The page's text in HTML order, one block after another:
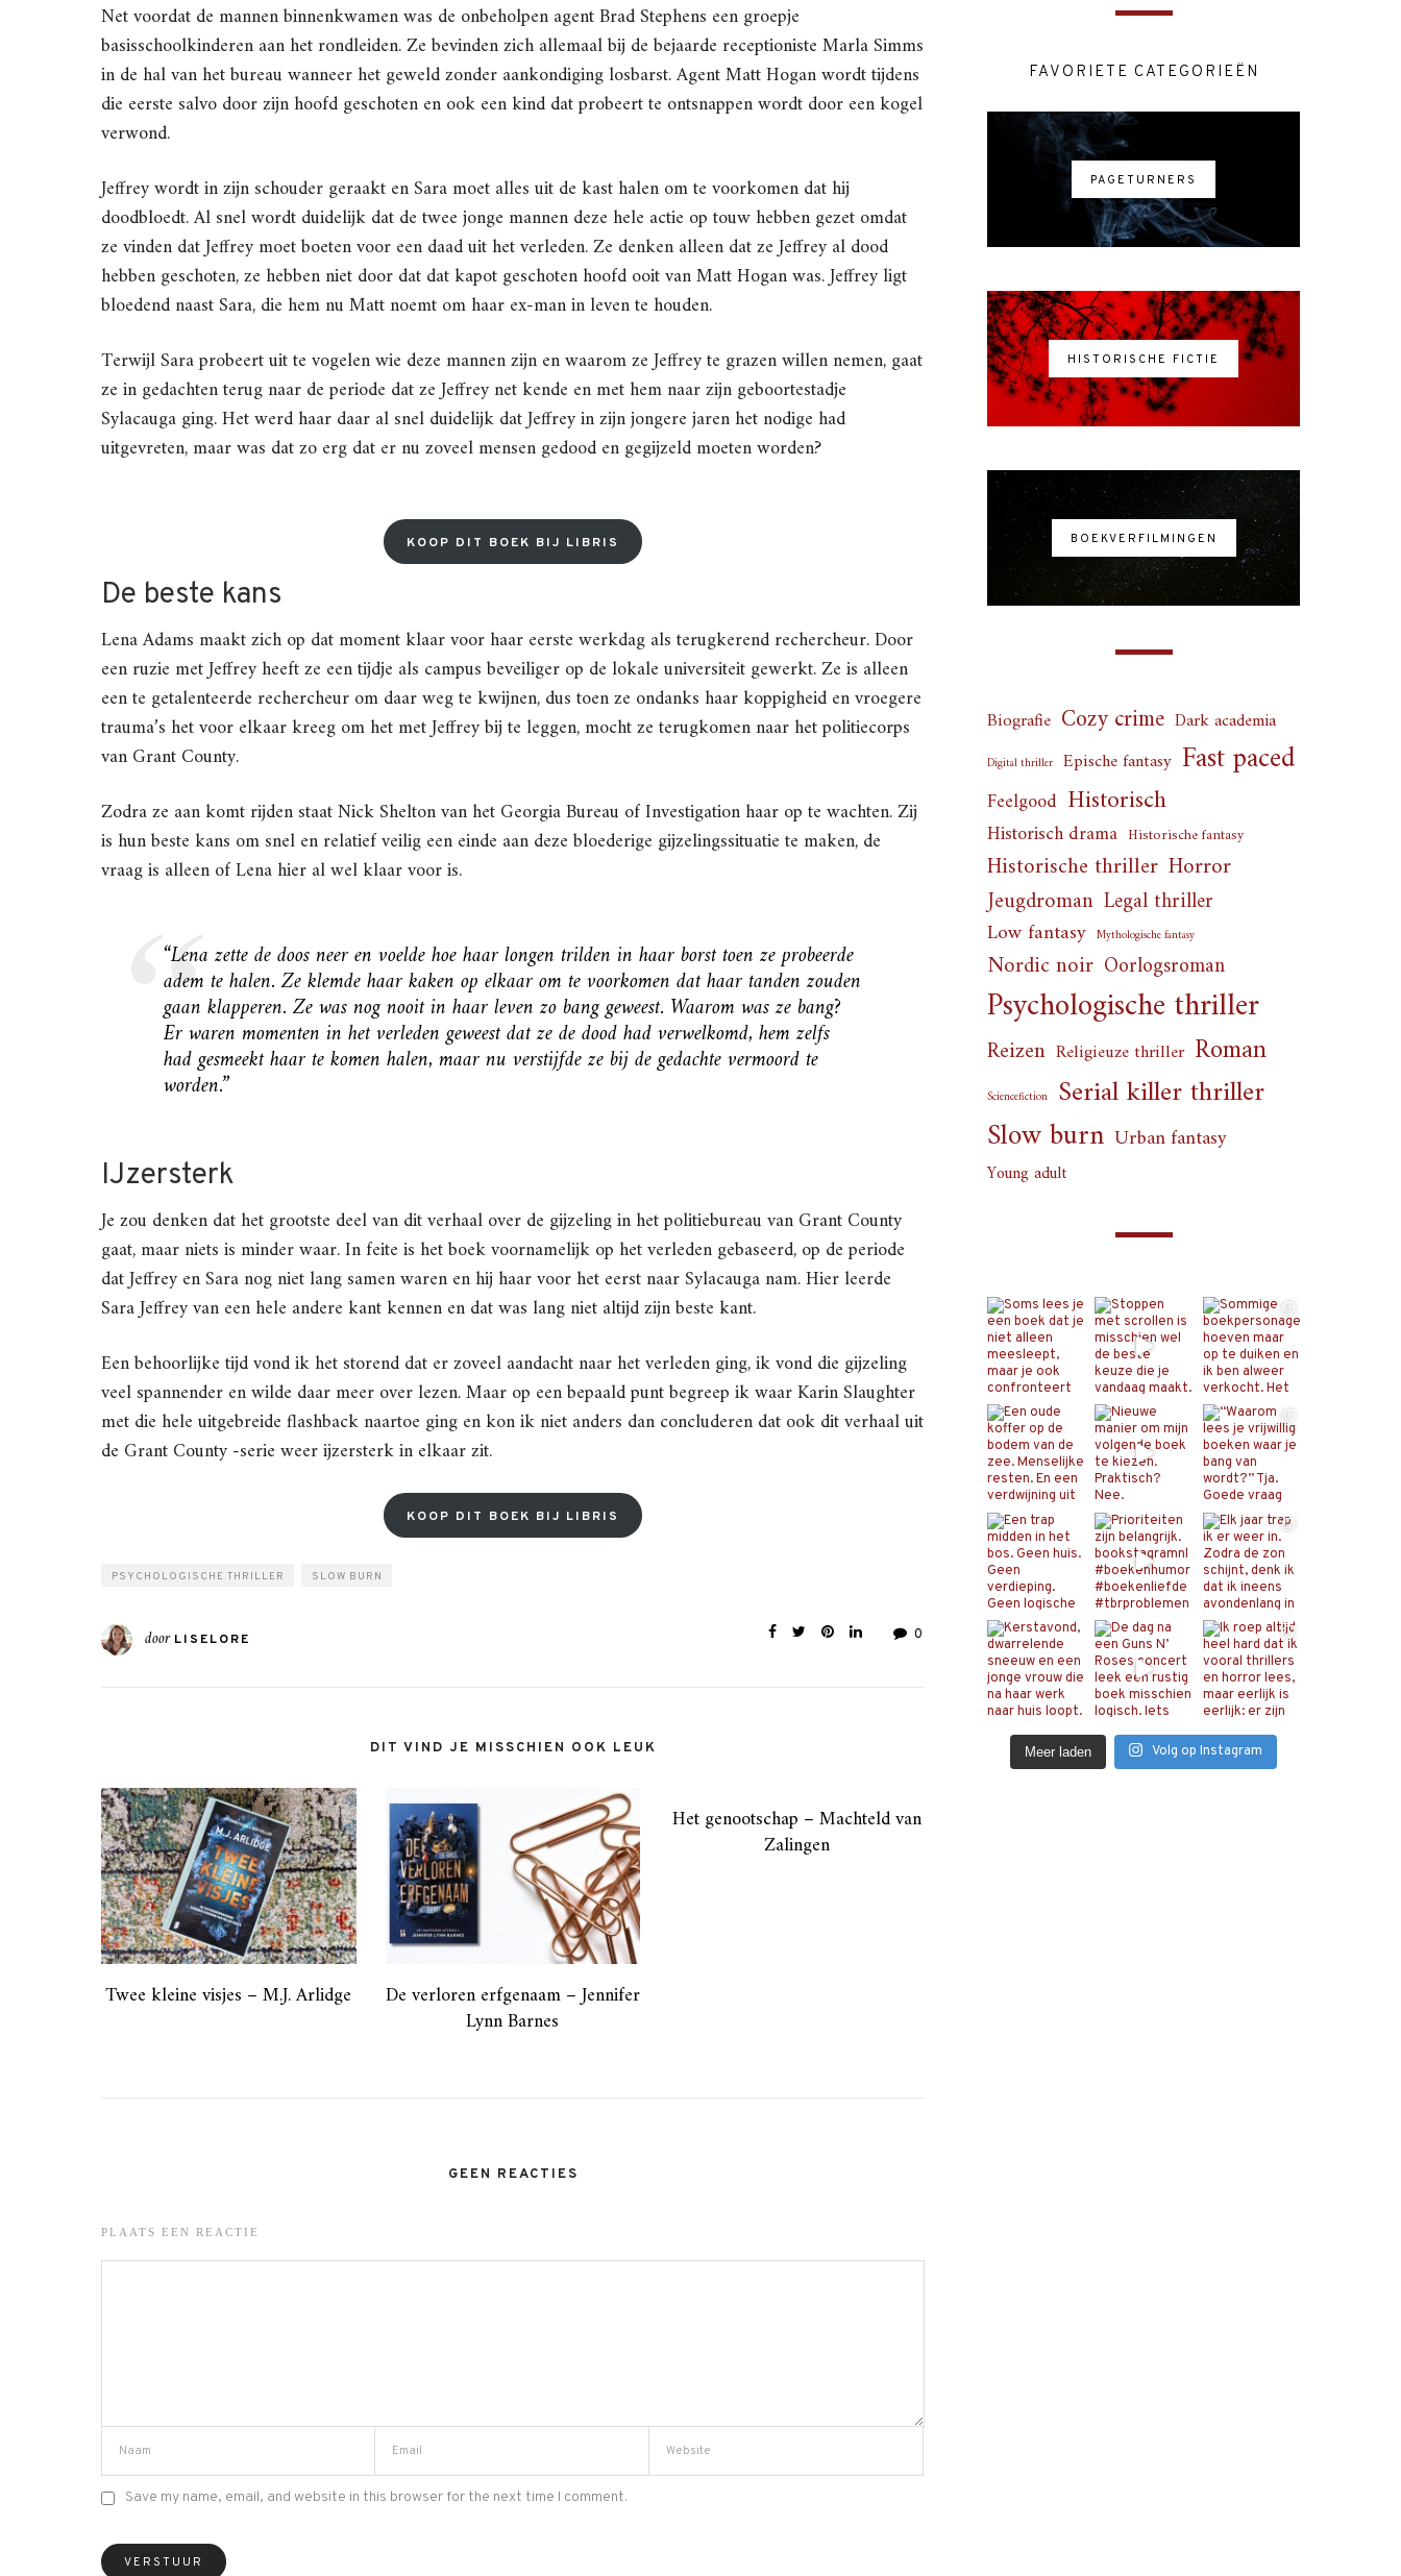
Net voordat de mannen binnenkwamen was de onbeholpen agent Brad Stephens een groepje
basisschoolkinderen aan het rondleiden. Ze bevinden zich allemaal bij de bejaarde receptioniste Marla Simms
in de hal van het bureau wanneer het geweld zonder aankondiging losbarst. Agent Matt Hogan wordt tijdens
die eerste salvo door zijn hoofd geschoten en ook een kind dat probeert te ontsnappen wordt door een kogel
verwond.
Jeffrey wordt in zijn schouder geraakt en Sara moet alles uit de kast halen om te voorkomen dat hij
doodbloedt. Al snel wordt duidelijk dat de twee jonge mannen deze hele actie op touw hebben gezet omdat
ze vinden dat Jeffrey moet boeten voor een daad uit het verleden. Ze denken alleen dat ze Jeffrey al dood
hebben geschoten, ze hebben niet door dat dat kapot geschoten hoofd ooit van Matt Hogan was. Jeffrey ligt
bloedend naast Sara, die hem nu Matt noemt om haar ex-man in leven te houden.
Terwijl Sara probeert uit te vogelen wie deze mannen zijn en waarom ze Jeffrey te grazen willen nemen, gaat
ze in gedachten terug naar de periode dat ze Jeffrey net kende en met hem naar zijn geboortestadje
Sylacauga ging. Het werd haar daar al snel duidelijk dat Jeffrey in zijn jongere jaren het nodige had
uitgevreten, maar was dat zo erg dat er nu zoveel mensen gedood en gegijzeld moeten worden?
KOOP DIT BOEK BIJ LIBRIS
De beste kans
Lena Adams maakt zich op dat moment klaar voor haar eerste werkdag als terugkerend rechercheur. Door
een ruzie met Jeffrey heeft ze een tijdje als campus beveiliger op de lokale universiteit gewerkt. Ze is alleen
een te getalenteerde rechercheur om daar weg te kwijnen, dus toen ze ondanks haar koppigheid en vroegere
trauma’s het voor elkaar kreeg om het met Jeffrey bij te leggen, mocht ze terugkomen naar het politiecorps
van Grant County.
Zodra ze aan komt rijden staat Nick Shelton van het Georgia Bureau of Investigation haar op te wachten. Zij
is hun beste kans om snel en relatief veilig een einde aan deze bloederige gijzelingssituatie te maken, de
vraag is alleen of Lena hier al wel klaar voor is.
“Lena zette de doos neer en voelde hoe haar longen trilden in haar borst toen ze probeerde
adem te halen. Ze klemde haar kaken op elkaar om te voorkomen dat haar tanden zouden
gaan klapperen. Ze was nog nooit in haar leven zo bang geweest. Waarom was ze bang?
Er waren momenten in het verleden geweest dat ze de dood had verwelkomd, hem zelfs
had gesmeekt haar te komen halen, maar nu verstijfde ze bij de gedachte vermoord te
worden.”
IJzersterk
Je zou denken dat het grootste deel van dit verhaal over de gijzeling in het politiebureau van Grant County
gaat, maar niets is minder waar. In feite is het boek voornamelijk op het verleden gebaseerd, op de periode
dat Jeffrey en Sara nog niet lang samen waren en hij haar voor het eerst naar Sylacauga nam. Hier leerde
Sara Jeffrey van een hele andere kant kennen en dat was lang niet altijd zijn beste kant.
Een behoorlijke tijd vond ik het storend dat er zoveel aandacht naar het verleden ging, ik vond die gijzeling
veel spannender en wilde daar meer over lezen. Maar op een bepaald punt begreep ik waar Karin Slaughter
met die hele uitgebreide flashback naartoe ging en kon ik niet anders dan concluderen dat ook dit verhaal uit
de Grant County -serie weer ijzersterk in elkaar zit.
KOOP DIT BOEK BIJ LIBRIS
PSYCHOLOGISCHE THRILLER SLOW BURN
door LISELORE 0
DIT VIND JE MISSCHIEN OOK LEUK
Twee kleine visjes – M.J. Arlidge
De verloren erfgenaam – Jennifer
Lynn Barnes
Het genootschap – Machteld van
Zalingen
GEEN REACTIES
PLAATS EEN REACTIE
Save my name, email, and website in this browser for the next time I comment.
FAVORIETE CATEGORIEËN
PAGETURNERS
HISTORISCHE FICTIE
BOEKVERFILMINGEN
Biografie Cozy crime Dark academia
Digital thriller Epische fantasy Fast paced
Feelgood Historisch
Historisch drama Historische fantasy
Historische thriller Horror
Jeugdroman Legal thriller
Low fantasy Mythologische fantasy
Nordic noir Oorlogsroman
Psychologische thriller
Reizen Religieuze thriller Roman
Sciencefiction Serial killer thriller
Slow burn Urban fantasy
Young adult
Meer laden Volg op Instagram